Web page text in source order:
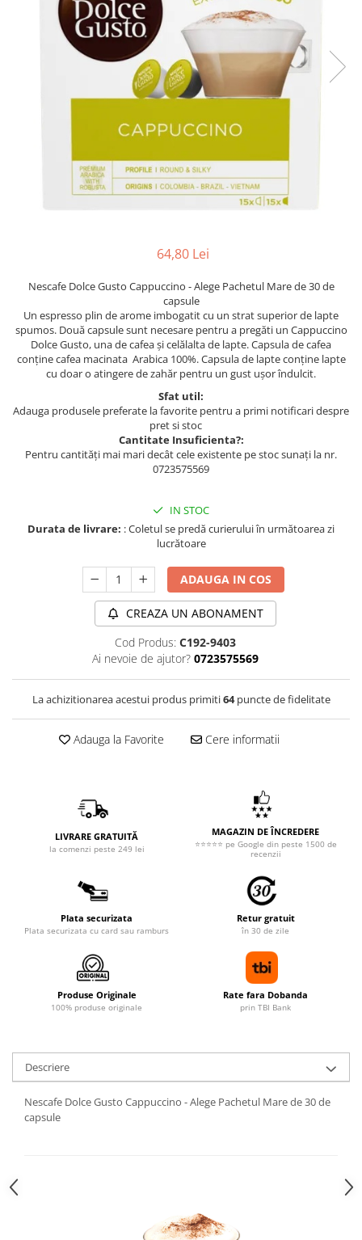
64,80 Lei
Nescafe Dolce Gusto Cappuccino - Alege Pachetul Mare de 30 de
capsule
Un espresso plin de arome imbogatit cu un strat superior de lapte
spumos. Două capsule sunt necesare pentru a pregăti un Cappuccino
Dolce Gusto, una de cafea și celălalta de lapte. Capsula de cafea
conține cafea macinata Arabica 100%. Capsula de lapte conține lapte
cu doar o atingere de zahăr pentru un gust ușor îndulcit.
Sfat util:
Adauga produsele preferate la favorite pentru a primi notificari despre
pret si stoc
Cantitate Insuficienta?:
Pentru cantități mai mari decât cele existente pe stoc sunați la nr.
0723575569
IN STOC
Durata de livrare: : Coletul se predă curierului în următoarea zi
lucrătoare
ADAUGA IN COS
CREAZA UN ABONAMENT
Cod Produs: C192-9403
Ai nevoie de ajutor? 0723575569
La achizitionarea acestui produs primiti64puncte de fidelitate
Adauga la Favorite Cere informatii
LIVRARE GRATUITĂ
la comenzi peste 249 lei
MAGAZIN DE ÎNCREDERE
⭐⭐⭐⭐⭐ pe Google din peste 1500 de
recenzii
Plata securizata
Plata securizata cu card sau ramburs
Retur gratuit
în 30 de zile
Produse Originale
100% produse originale
Rate fara Dobanda
prin TBI Bank
Descriere
Nescafe Dolce Gusto Cappuccino - Alege Pachetul Mare de 30 de
capsule